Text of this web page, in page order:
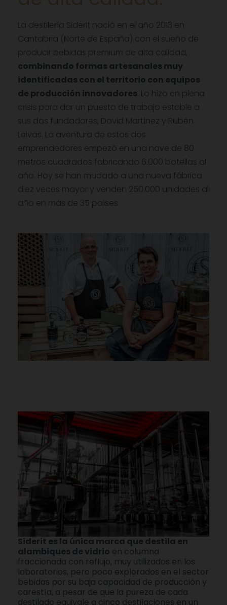
La destilería Siderit nació en el año 2013 en
Cantabria (Norte de España) con el sueño de
producir bebidas premium de alta calidad,
combinando formas artesanales muy
identificadas con el territorio con equipos
de producción innovadores . Lo hizo en plena
crisis para dar un puesto de trabajo estable a
sus dos fundadores, David Martínez y Rubén
Leivas. La aventura de estos dos
emprendedores empezó en una nave de 80
metros cuadrados fabricando 6.000 botellas al
año. Hoy se han mudado a una nueva fábrica
diez veces mayor y venden 250.000 unidades al
año en más de 35 países.
Siderit es la única marca que destila en
alambiques de vidrio en columna
fraccionada con reflujo, muy utilizados en los
laboratorios, pero poco explorados en el sector
bebidas por su baja capacidad de producción y
carestía, a pesar de que la pureza de cada
destilado equivale a cinco destilaciones en un